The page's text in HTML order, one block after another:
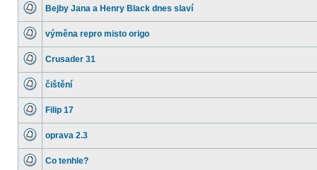
příspěvky
příspěvky
Bejby Jana a Henry Black dnes slaví
příspěvky
výměna repro misto origo
příspěvky
Crusader 31
příspěvky
čištění
příspěvky
Filip 17
příspěvky
oprava 2.3
Co tenhle?